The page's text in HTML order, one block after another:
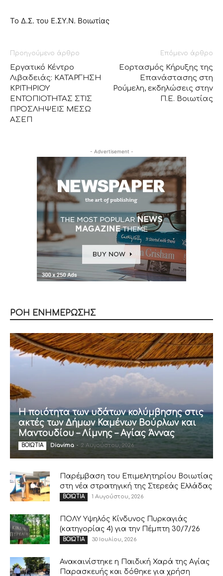
Το Δ.Σ. του Ε.ΣΥ.Ν. Βοιωτίας
Προηγούμενο άρθρο
Εργατικό Κέντρο
Λιβαδειάς: ΚΑΤΑΡΓΗΣΗ
ΚΡΙΤΗΡΙΟΥ
ΕΝΤΟΠΙΟΤΗΤΑΣ ΣΤΙΣ
ΠΡΟΣΛΗΨΕΙΣ ΜΕΣΩ
ΑΣΕΠ
Επόμενο άρθρο
Εορτασμός Κήρυξης της
Επανάστασης στη
Ρούμελη, εκδηλώσεις στην
Π.Ε. Βοιωτίας
- Advertisement -
ΡΟΗ ΕΝΗΜΕΡΩΣΗΣ
Η ποιότητα των υδάτων κολύμβησης στις
ακτές των Δήμων Καμένων Βούρλων και
Μαντουδίου – Λίμνης – Αγίας Άννας
ΒΟΙΩΤΙΑ Diavima - 2 Αυγούστου, 2026
Παρέμβαση του Επιμελητηρίου Βοιωτίας
στη νέα στρατηγική της Στερεάς Ελλάδας
ΒΟΙΩΤΙΑ 1 Αυγούστου, 2026
ΠΟΛΥ Υψηλός Κίνδυνος Πυρκαγιάς
(κατηγορίας 4) για την Πέμπτη 30/7/26
ΒΟΙΩΤΙΑ 30 Ιουλίου, 2026
Ανακαινίστηκε η Παιδική Χαρά της Αγίας
Παρασκευής και δόθηκε για χρήση